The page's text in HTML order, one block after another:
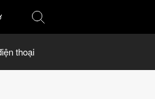
thoại